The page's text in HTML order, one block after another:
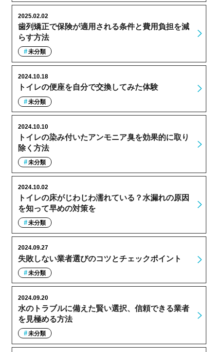
歯列矯正で保険が適用される条件と費用負担を減
らす方法
2025.02.02
未分類
トイレの便座を自分で交換してみた体験
2024.10.18
未分類
トイレの染み付いたアンモニア臭を効果的に取り
除く方法
2024.10.10
未分類
トイレの床がじわじわ濡れている？水漏れの原因
を知って早めの対策を
2024.10.02
未分類
失敗しない業者選びのコツとチェックポイント
2024.09.27
未分類
水のトラブルに備えた賢い選択、信頼できる業者
を見極める方法
2024.09.20
未分類